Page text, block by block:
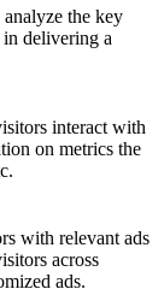
analyze the key
delivering a
interact with
on metrics the
with relevant ads
across
ads.